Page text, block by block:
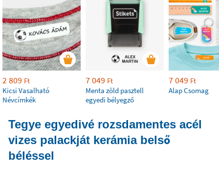
2 809 Ft
Kicsi Vasalható
Névcímkék
7 049 Ft
Menta zöld pasztell
egyedi bélyegző
7 049 Ft
Alap Csomag
Tegye egyedivé rozsdamentes acél
vizes palackját kerámia belső
béléssel